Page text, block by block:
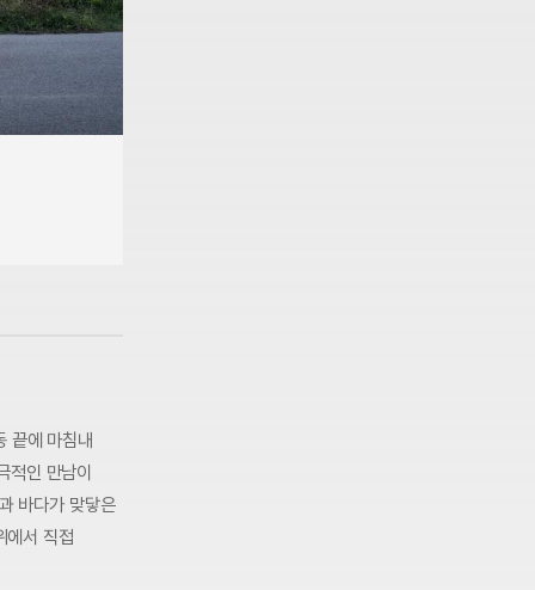
끝에 마침내
적인 만남이
바다가 맞닿은
에서 직접